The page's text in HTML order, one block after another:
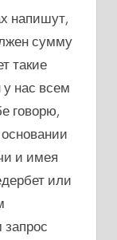
напишут,
сумму
такие
у нас всем
говорю,
и имея
или
запрос